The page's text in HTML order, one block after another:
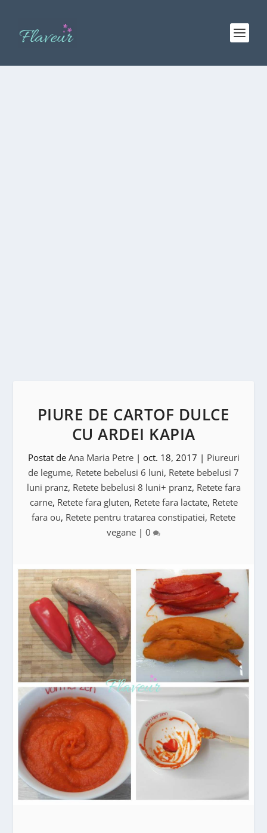
PIURE DE CARTOF DULCE
CU ARDEI KAPIA
Postat de Ana Maria Petre| oct. 18, 2017 | Piureuri
de legume, Retete bebelusi 6 luni, Retete bebelusi 7
luni pranz, Retete bebelusi 8 luni+ pranz, Retete fara
carne, Retete fara gluten, Retete fara lactate, Retete
fara ou, Retete pentru tratarea constipatiei, Retete
vegane | 0